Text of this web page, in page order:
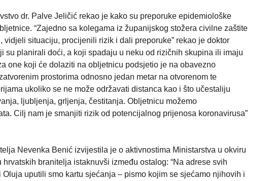
dr. Palve Jeličić rekao je kako su preporuke epidemiološke
“Zajedno sa kolegama iz županijskog stožera civilne zaštite
situaciju, procijenili rizik i dali preporuke” rekao je doktor
su planirali doći, a koji spadaju u neku od rizičnih skupina ili imaju
one koji će dolaziti na obljetnicu podsjetio je na obavezno
prostorima odnosno jedan metar na otvorenom te
ukoliko se ne može održavati distanca kao i što učestaliju
ljubljenja, grljenja, čestitanja. Obljetnicu možemo
Cilj nam je smanjiti rizik od potencijalnog prijenosa koronavirusa”
Nevenka Benić izvijestila je o aktivnostima Ministarstva u okviru
branitelja istaknuvši između ostalog: “Na adrese svih
uputili smo kartu sjećanja – pismo kojim se sjećamo njihovih i